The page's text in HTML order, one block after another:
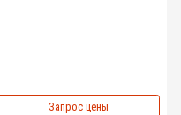
Запрос цены